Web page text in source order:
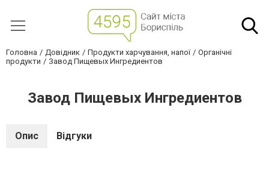
Головна Довідник Продукти харчування, напої
Органічні
продукти
Завод Пищевых Ингредиентов
Завод Пищевых Ингредиентов
Опис Відгуки